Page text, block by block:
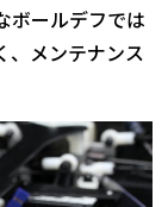
ボールデフでは
、メンテナンス